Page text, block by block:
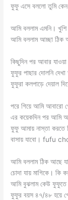
ফুফু এসে বললো তুমি কেন
আমি বললাম এমনি।
আমি বললাম আচ্ছা ঠিক
কিছুদিন পর আবার
ফুফুর পাছার দোলনি
ফুফুরা কলপাড়ে দেয়াল
পরে গিয়ে আমি আবারো
এর কয়েকদিন পর আমি
ফুফু আমায় নাস্তা করতে
বাসায় যাবো। fufu
আমি বললাম ঠিক আছে
চোদা যায় মাগিকে। কি
আমি বুঝলাম কেউ ফুফুতে
ফুফুর বয়স ৪৭/৪৮ হয়ে